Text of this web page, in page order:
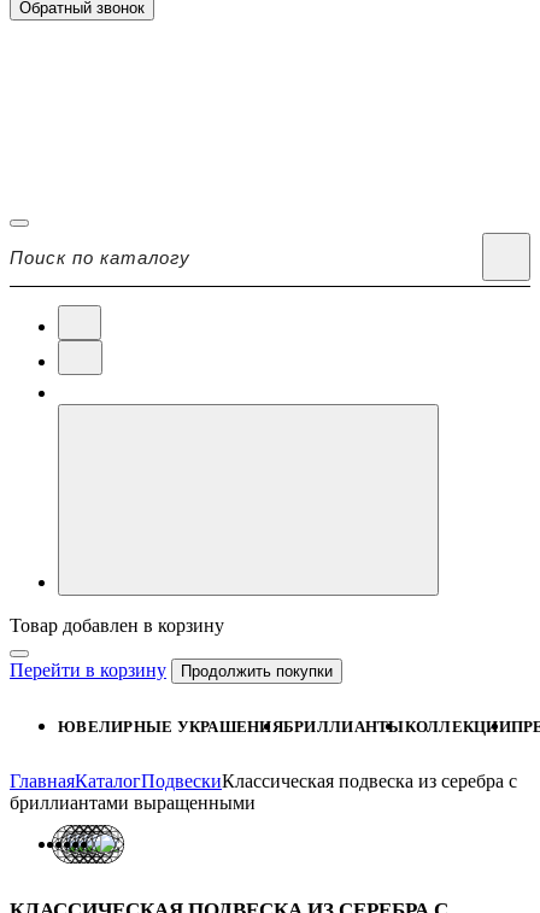
Обратный звонок
Товар добавлен в корзину
Перейти в корзину Продолжить покупки
ЮВЕЛИРНЫЕ УКРАШЕНИЯБРИЛЛИАНТЫКОЛЛЕКЦИИ
ГлавнаяКаталогПодвескиКлассическая подвеска из серебра с
бриллиантами выращенными